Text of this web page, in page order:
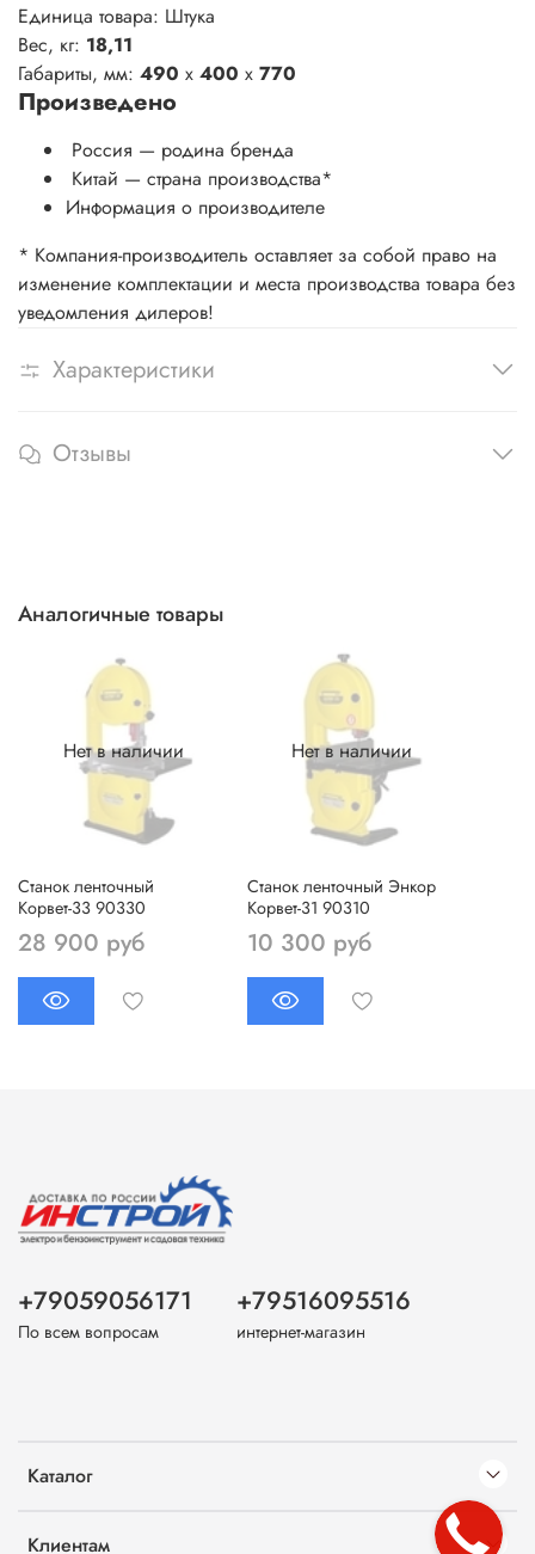
Единица товара: Штука
Вес, кг: 18,11
Габариты, мм: 490 x 400 x 770
Произведено
Россия — родина бренда
Китай — страна производства*
Информация о производителе
* Компания-производитель оставляет за собой право на
изменение комплектации и места производства товара без
уведомления дилеров!
Характеристики
Отзывы
Аналогичные товары
Нет в наличии
Станок ленточный
Корвет-33 90330
28 900 руб
Нет в наличии
Станок ленточный Энкор
Корвет-31 90310
10 300 руб
Каталог
Клиентам
+79059056171
По всем вопросам
+79516095516
интернет-магазин